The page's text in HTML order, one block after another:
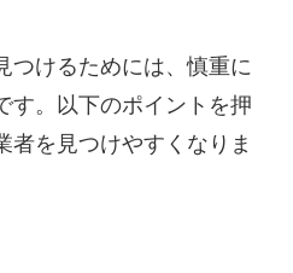
つけるためには、慎重に
す。以下のポイントを押
者を見つけやすくなりま